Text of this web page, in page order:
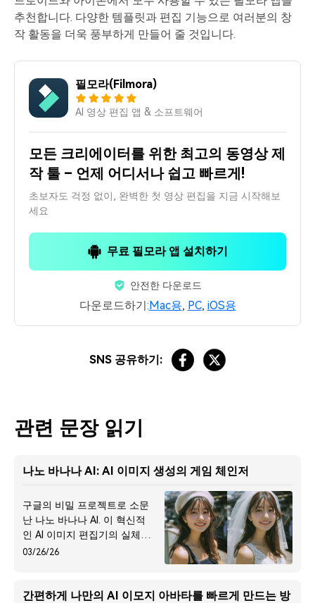
추천합니다. 다양한 템플릿과 편집 기능으로 여러분의 창
작 활동을 더욱 풍부하게 만들어 줄 것입니다.
필모라(Filmora)
AI 영상 편집 앱 & 소프트웨어
모든 크리에이터를 위한 최고의 동영상 제
작 툴 – 언제 어디서나 쉽고 빠르게!
초보자도 걱정 없이, 완벽한 첫 영상 편집을 지금 시작해보
세요
무료 필모라 앱 설치하기
안전한 다운로드
다운로드하기:Mac용, PC, iOS용
SNS 공유하기:
관련 문장 읽기
나노 바나나 AI: AI 이미지 생성의 게임 체인저
구글의 비밀 프로젝트로 소문
난 나노 바나나 AI. 이 혁신적
인 AI 이미지 편집기의 실체와
핵심 기능, 사용법을 공개합
세요.
03/26/26
간편하게 나만의 AI 이모지 아바타를 빠르게 만드는 방